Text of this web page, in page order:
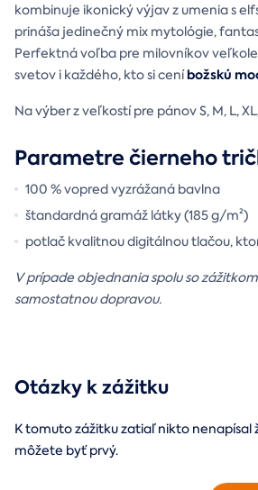
kombinuje ikonický výjav z umenia s
prináša jedinečný mix mytológie,
Perfektná voľba pre milovníkov
svetov i každého, kto si ceníbožskú
Na výber z veľkostí pre pánov S, M, L,
Parametre čierneho
100 % vopred vyzrážaná bavlna
štandardná gramáž látky (185 g/m²)
potlač kvalitnou digitálnou tlačou,
V prípade objednania spolu so
samostatnou dopravou.
Otázky k zážitku
K tomuto zážitku zatiaľ nikto nenapísal
môžete byť prvý.